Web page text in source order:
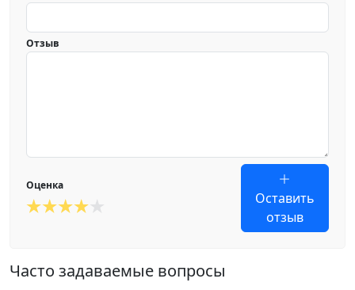
Отзыв
Оценка
Оставить
отзыв
Часто задаваемые вопросы